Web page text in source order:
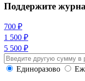
Поддержите
700 ₽
1 500 ₽
5 500 ₽
Единоразово